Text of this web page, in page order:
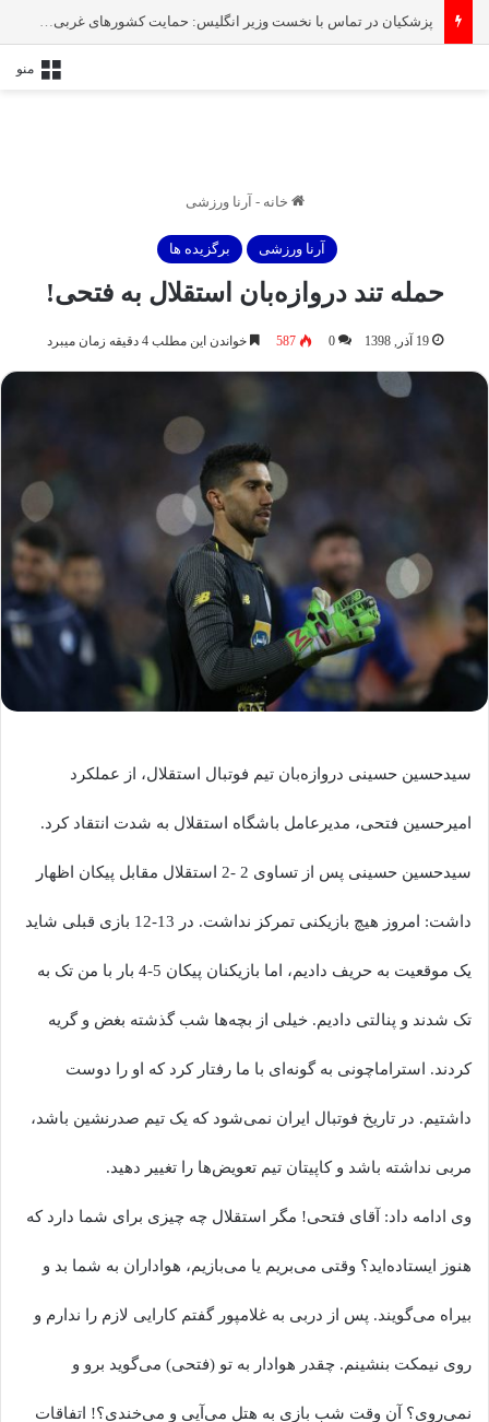
پزشکیان در تماس با نخست‌ وزیر انگلیس: حمایت کشور‌های غربی از رژیم صهیونیستی امنیت منطقه و جهان را به خطر انداخته است
منو
خانه - آرنا ورزشی
آرنا ورزشی برگزیده ها
حمله تند درواز‌ه‌بان استقلال به فتحی!
19 آذر, 1398 0
587 خواندن این مطلب 4 دقیقه زمان میبرد
سیدحسین حسینی دروازه‌بان تیم فوتبال استقلال، از عملکرد
امیرحسین فتحی، مدیرعامل باشگاه استقلال به شدت انتقاد کرد.
سیدحسین حسینی پس از تساوی 2 -2 استقلال مقابل پیکان اظهار
داشت: امروز هیچ بازیکنی تمرکز نداشت. در 13-12 بازی قبلی شاید
یک موقعیت به حریف دادیم، اما بازیکنان پیکان 5-4 بار با من تک به
تک شدند و پنالتی دادیم. خیلی از بچه‌ها شب گذشته بغض و گریه
کردند. استراماچونی به گونه‌ای با ما رفتار کرد که او را دوست
داشتیم. در تاریخ فوتبال ایران نمی‌شود که یک تیم صدرنشین باشد،
مربی نداشته باشد و کاپیتان تیم تعویض‌ها را تغییر دهید.
وی ادامه داد: آقای فتحی! مگر استقلال چه چیزی برای شما دارد که
هنوز ایستاده‌اید؟ وقتی می‌بریم یا می‌بازیم، هواداران به شما بد و
بیراه می‌گویند. پس از دربی به غلامپور گفتم کارایی لازم را ندارم و
روی نیمکت بنشینم. چقدر هوادار به تو (فتحی) می‌گوید برو و
نمی‌روی؟ آن وقت شب بازی به هتل می‌آیی و می‌خندی؟! اتفاقات